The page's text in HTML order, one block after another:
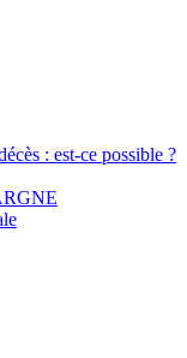
: est-ce possible ?